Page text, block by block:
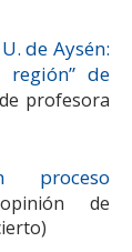
de Aysén:
de
profesora
de